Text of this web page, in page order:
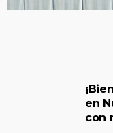
en
con